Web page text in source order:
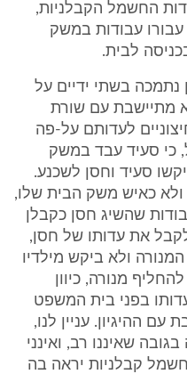
החשמל הקבלניות,
עבורו עבודות במשק
לבית.
נתמכה בשתי ידיים על
מתיישבת עם שורת
לעדותם על-פה
כי סעיד עבד במשק
סעיד וחסן לשכנע.
כאיש משק הבית שלו,
שהשיג חסן כקבלן
את עדותו של חסן,
ולא ביקש מילדיו
מנורה, כיוון
בפני בית המשפט
ההיגיון. עניין לנו,
שאיננו רב, ואינני
קבלניות יראה בה